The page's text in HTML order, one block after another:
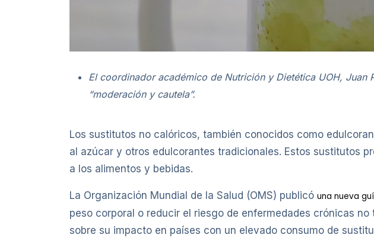
El coordinador académico de Nutrición y Dietética UOH,
“moderación y cautela”.
Los sustitutos no calóricos, también conocidos como
al azúcar y otros edulcorantes tradicionales. Estos sustitutos
a los alimentos y bebidas.
La Organización Mundial de la Salud (OMS) publicó una nueva
peso corporal o reducir el riesgo de enfermedades crónicas
sobre su impacto en países con un elevado consumo de